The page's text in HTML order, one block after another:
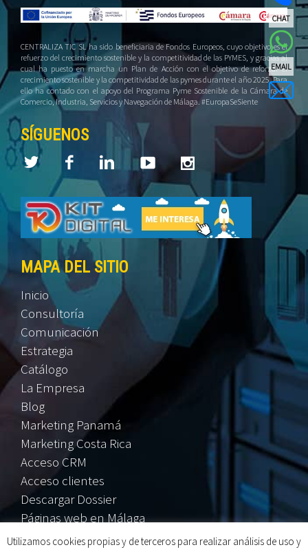
CHAT
EMAIL
CENTRALIZA TIC SL ha sido beneficiaria de Fondos Europeos, cuyo objetivo es el
refuerzo del crecimiento sostenible y la competitividad de las PYMES, y gracias al
cual ha puesto en marcha un Plan de Acción con el objetivo de reforzar el
crecimiento sostenible y la competitividad de las pymes durante el año 2025. Para
ello ha contado con el apoyo del Programa Pyme Sostenible de la Cámara de
Comercio, Industria, Servicios y Navegación de Málaga. #EuropaSeSiente
SÍGUENOS
MAPA DEL SITIO
Inicio
Consultoría
Comunicación
Estrategia
Catálogo
La Empresa
Blog
Marketing Panamá
Marketing Costa Rica
Acceso CRM
Acceso clientes
Descargar Dossier
Páginas web en Málaga
Utilizamos cookies propias y de terceros para realizar análisis de uso y